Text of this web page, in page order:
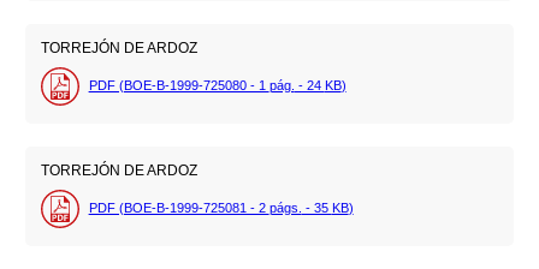
TORREJÓN DE ARDOZ
PDF (BOE-B-1999-725080 - 1 pág. - 24 KB)
TORREJÓN DE ARDOZ
PDF (BOE-B-1999-725081 - 2 págs. - 35 KB)